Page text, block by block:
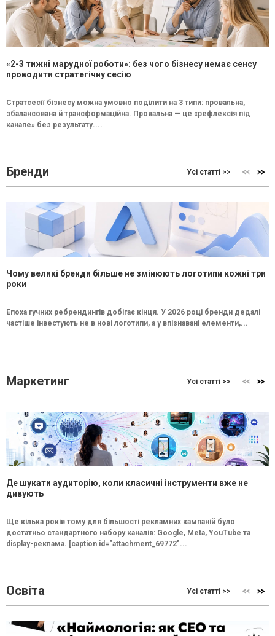
«2-3 тижні марудної роботи»: без чого бізнесу немає сенсу
проводити стратегічну сесію
Стратсесії бізнесу можна умовно поділити на 3 типи: провальна,
збалансована й трансформаційна. Провальна — це «рефлексія під
канапе» без результату....
Бренди Усі статті >>
Чому великі бренди більше не змінюють логотипи кожні три
роки
Епоха гучних ребрендингів добігає кінця. У 2026 році бренди дедалі
частіше інвестують не в нові логотипи, а у впізнавані елементи,...
Маркетинг Усі статті >>
Де шукати аудиторію, коли класичні інструменти вже не
дивують
Ще кілька років тому для більшості рекламних кампаній було
достатньо стандартного набору каналів: Google, Meta, YouTube та
display-реклама. [caption id="attachment_69772"...
Освіта Усі статті >>